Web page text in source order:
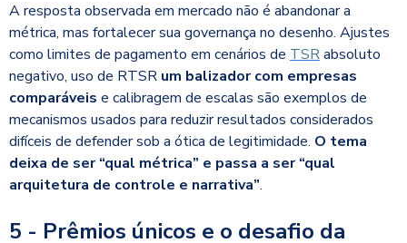
A resposta observada em mercado não é abandonar a
métrica, mas fortalecer sua governança no desenho. Ajustes
como limites de pagamento em cenários de TSRabsoluto
negativo, uso de RTSR um balizador com empresas
comparáveis e calibragem de escalas são exemplos de
mecanismos usados para reduzir resultados considerados
difíceis de defender sob a ótica de legitimidade. O tema
deixa de ser “qual métrica” e passa a ser “qual
arquitetura de controle e narrativa”.
5 - Prêmios únicos e o desafio da